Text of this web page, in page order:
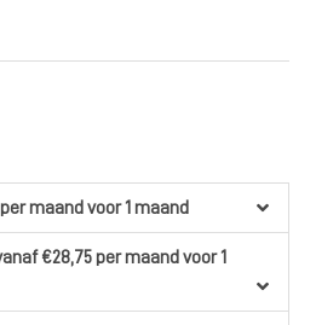
per maand voor 1 maand
€28,75per maand voor 1